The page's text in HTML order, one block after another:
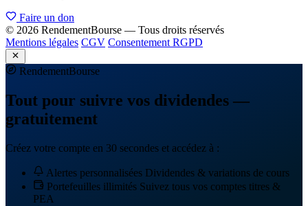
Faire un don
© 2026 RendementBourse — Tous droits réservés
Mentions légales CGV Consentement RGPD
RendementBourse
Tout pour suivre vos dividendes —
gratuitement
Créez votre compte en 30 secondes et accédez à :
Alertes personnalisées Dividendes & variations de cours
Portefeuilles illimités Suivez tous vos comptes titres &
PEA